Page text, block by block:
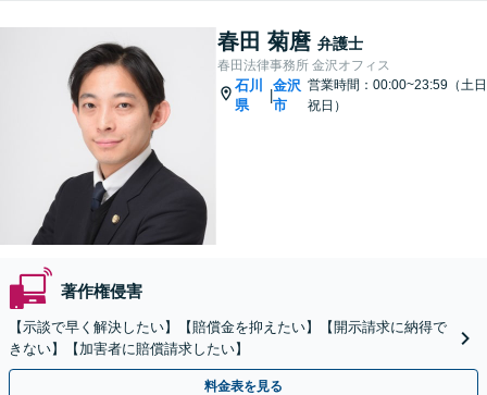
春田 菊麿 弁護士
春田法律事務所 金沢オフィス
石川
県
|
金沢
市
営業時間：00:00~23:59（土日
祝日）
著作権侵害
【示談で早く解決したい】【賠償金を抑えたい】【開示請求に納得で
きない】【加害者に賠償請求したい】
料金表を見る